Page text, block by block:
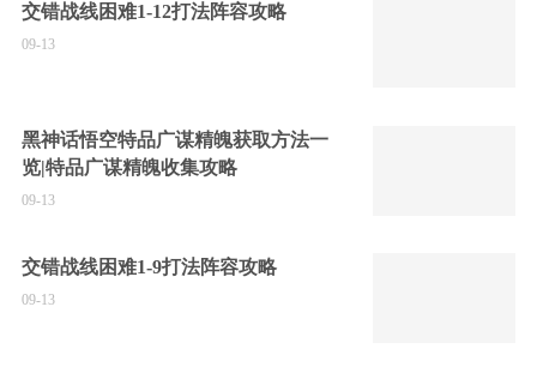
交错战线困难1-12打法阵容攻略
09-13
黑神话悟空特品广谋精魄获取方法一
览|特品广谋精魄收集攻略
09-13
交错战线困难1-9打法阵容攻略
09-13